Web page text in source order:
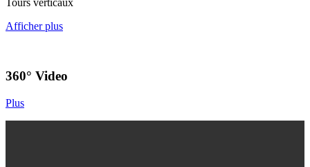
Afficher plus
360° Video
Plus